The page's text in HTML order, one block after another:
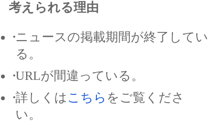
考えられる理由
ニュースの掲載期間が終了してい
る。
URLが間違っている。
詳しくは こちら をご覧くださ
い。